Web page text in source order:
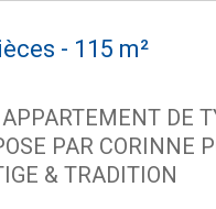
- 115 m²
DE
PAR CORINNE
& TRADITION